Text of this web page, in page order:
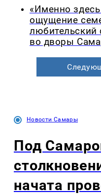
«Именно
ощущение
любительский
во дворы
Новости Самары
Под
начата